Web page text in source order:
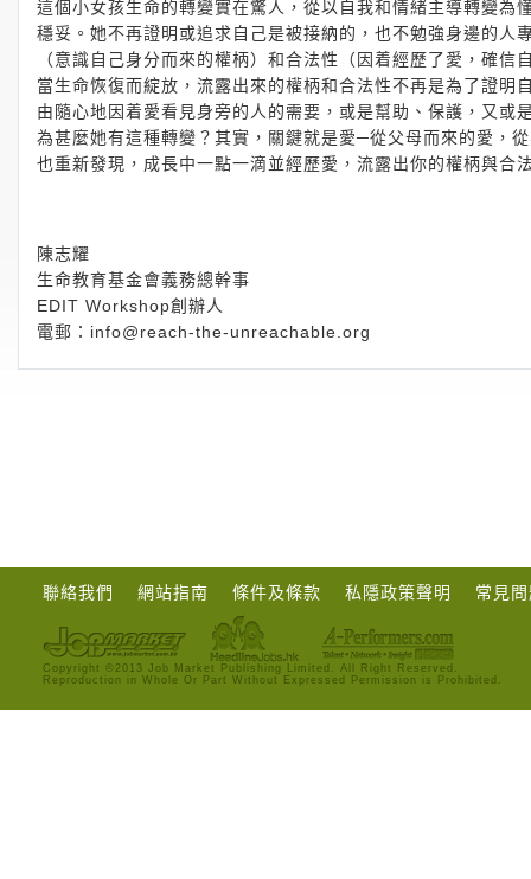
這個小女孩生命的轉變實在驚人，從以自我和情緒主導轉變
穩妥。她不再證明或追求自己是被接納的，也不勉強身邊的
（意識自己身分而來的權柄）和合法性（因着經歷了愛，確
當生命恢復而綻放，流露出來的權柄和合法性不再是為了證
由隨心地因着愛看見身旁的人的需要，或是幫助、保護，又
為甚麼她有這種轉變？其實，關鍵就是愛─從父母而來的愛，
也重新發現，成長中一點一滴並經歷愛，流露出你的權柄與合
陳志耀
生命教育基金會義務總幹事
EDIT Workshop創辦人
電郵： info@reach-the-unreachable.org
聯絡我們 網站指南 條件及條款 私隱政策聲明 常見
Copyright ©2013 Job Market Publishing Limited. All Right Reserved.
Reproduction in Whole Or Part Without Expressed Permission is Prohibited.